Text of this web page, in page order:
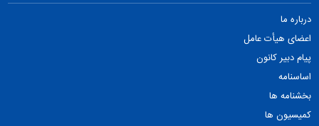
درباره ما
اعضای هیأت عامل
پیام دبیر کانون
اساسنامه
بخشنامه ها
کمیسیون ها